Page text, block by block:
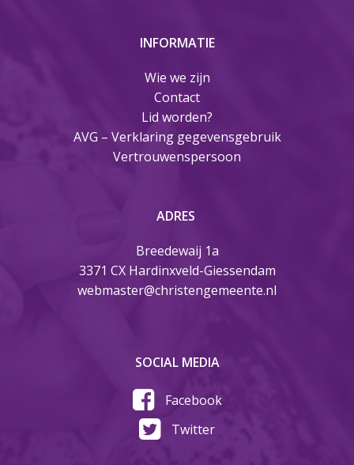
INFORMATIE
Wie we zijn
Contact
Lid worden?
AVG – Verklaring gegevensgebruik
Vertrouwenspersoon
ADRES
Breedewaij 1a
3371 CX Hardinxveld-Giessendam
webmaster@christengemeente.nl
SOCIAL MEDIA
Facebook
Twitter